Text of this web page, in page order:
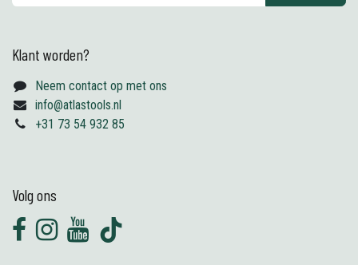
Klant worden?
Neem contact op met ons
info@atlastools.nl
+31 73 54 932 85
Volg ons